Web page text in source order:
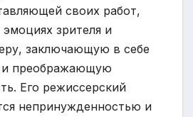
своих работ,
зрителя и
заключающую в себе
и преображающую
Его режиссерский
непринужденностью и